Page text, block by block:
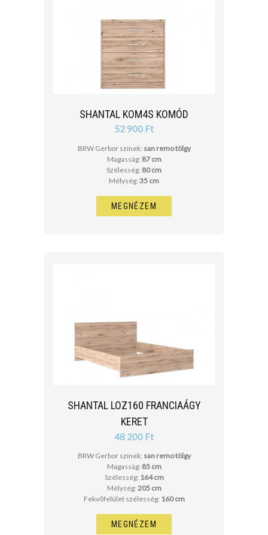
SHANTAL KOM4S KOMÓD
52 900 Ft
BRW Gerbor színek: san remo tölgy
Magasság: 87 cm
Szélesség: 80 cm
Mélység: 35 cm
MEGNÉZEM
SHANTAL LOZ160 FRANCIAÁGY
KERET
48 200 Ft
BRW Gerbor színek: san remo tölgy
Magasság: 85 cm
Szélesség: 164 cm
Mélység: 205 cm
Fekvőfelület szélesség: 160 cm
MEGNÉZEM